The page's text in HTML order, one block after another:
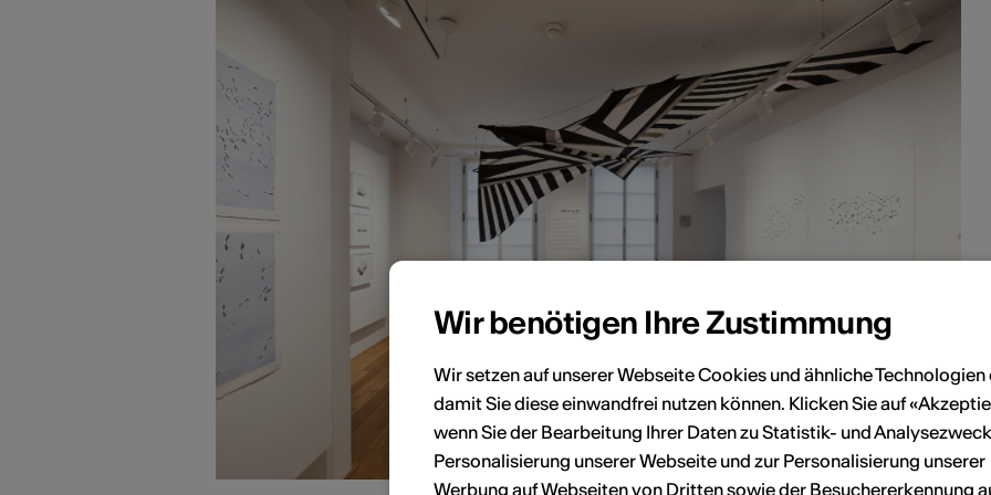
Wir benötigen Ihre Zustimmung
Wir setzen auf unserer Webseite Cookies und ähnliche Technologien
damit Sie diese einwandfrei nutzen können. Klicken Sie auf
wenn Sie der Bearbeitung Ihrer Daten zu Statistik- und
Personalisierung unserer Webseite und zur Personalisierung unserer
Werbung auf Webseiten von Dritten sowie der Besuchererkennung